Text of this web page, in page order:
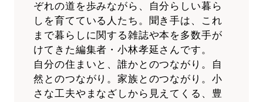
ぞれの道を歩みながら、自分らしい暮ら
しを育てている人たち。聞き手は、これ
まで暮らしに関する雑誌や本を多数手が
けてきた編集者・小林孝延さんです。
自分の住まいと、誰かとのつながり。自
然とのつながり。家族とのつながり。小
さな工夫やまなざしから見えてくる、豊